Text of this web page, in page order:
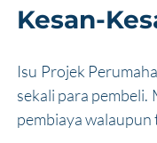
Kesan-
Isu Projek
sekali para pembeli.
pembiaya walaupun